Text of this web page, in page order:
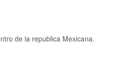
de la republica Mexicana.